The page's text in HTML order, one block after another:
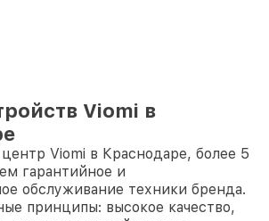
Viomi в
Viomi в Краснодаре, более 5
гарантийное и
обслуживание техники бренда.
принципы: высокое качество,